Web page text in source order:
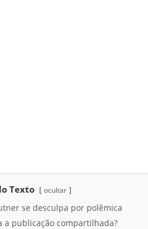
Texto ocultar
se desculpa por polêmica
a publicação compartilhada?